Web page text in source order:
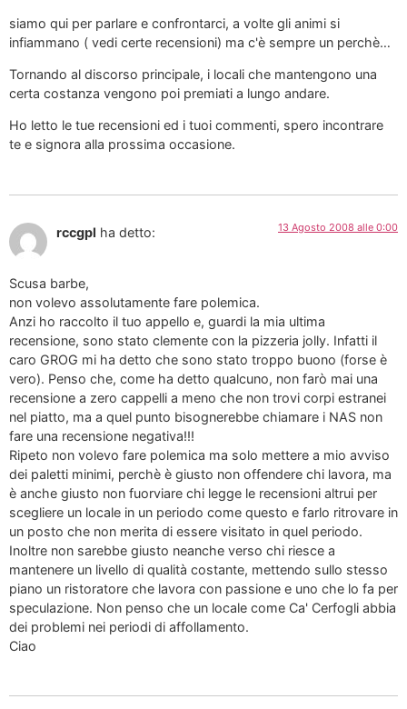
siamo qui per parlare e confrontarci, a volte gli animi si
infiammano ( vedi certe recensioni) ma c'è sempre un perchè…
Tornando al discorso principale, i locali che mantengono una
certa costanza vengono poi premiati a lungo andare.
Ho letto le tue recensioni ed i tuoi commenti, spero incontrare
te e signora alla prossima occasione.
rccgpl ha detto: 13 Agosto 2008 alle 0:00
Scusa barbe,
non volevo assolutamente fare polemica.
Anzi ho raccolto il tuo appello e, guardi la mia ultima
recensione, sono stato clemente con la pizzeria jolly. Infatti il
caro GROG mi ha detto che sono stato troppo buono (forse è
vero). Penso che, come ha detto qualcuno, non farò mai una
recensione a zero cappelli a meno che non trovi corpi estranei
nel piatto, ma a quel punto bisognerebbe chiamare i NAS non
fare una recensione negativa!!!
Ripeto non volevo fare polemica ma solo mettere a mio avviso
dei paletti minimi, perchè è giusto non offendere chi lavora, ma
è anche giusto non fuorviare chi legge le recensioni altrui per
scegliere un locale in un periodo come questo e farlo ritrovare in
un posto che non merita di essere visitato in quel periodo.
Inoltre non sarebbe giusto neanche verso chi riesce a
mantenere un livello di qualità costante, mettendo sullo stesso
piano un ristoratore che lavora con passione e uno che lo fa per
speculazione. Non penso che un locale come Ca' Cerfogli abbia
dei problemi nei periodi di affollamento.
Ciao